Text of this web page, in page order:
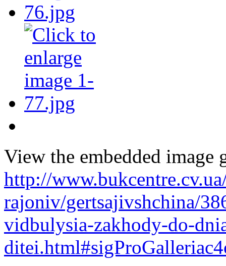
View the embedded image
http://
rajoniv/gertsajivshchina/
vidbulysia-zakhody-do-